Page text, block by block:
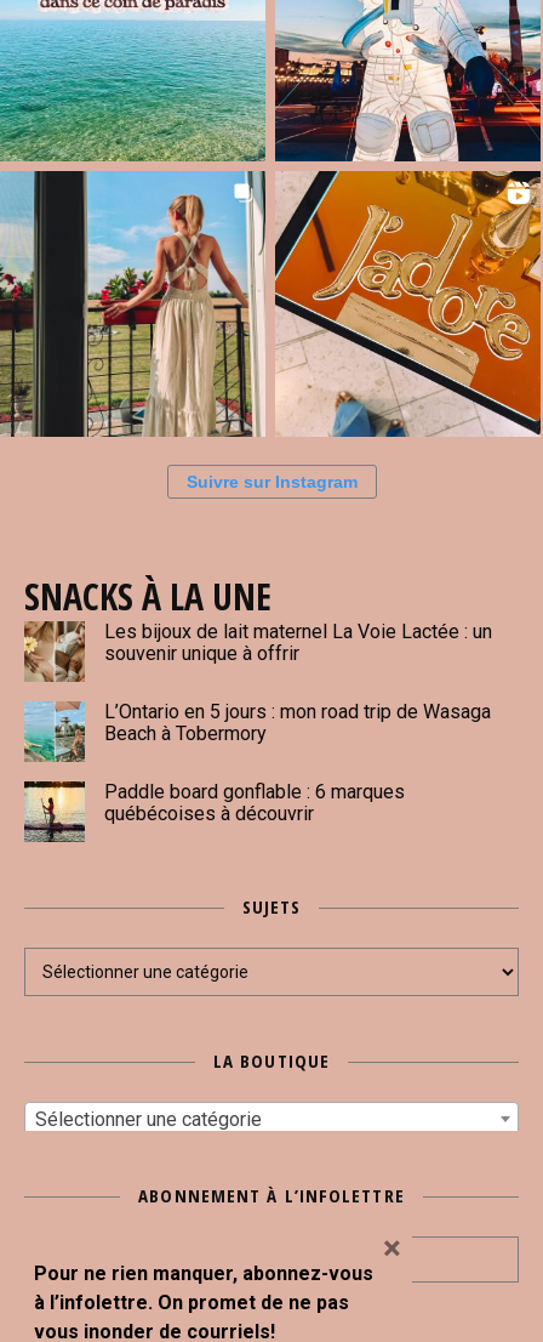
Suivre sur Instagram
SNACKS À LA UNE
Les bijoux de lait maternel La Voie Lactée : un
souvenir unique à offrir
L’Ontario en 5 jours : mon road trip de Wasaga
Beach à Tobermory
Paddle board gonflable : 6 marques
québécoises à découvrir
SUJETS
LA BOUTIQUE
Sélectionner une catégorie
ABONNEMENT À L’INFOLETTRE
Pour ne rien manquer, abonnez-vous
à l’infolettre. On promet de ne pas
vous inonder de courriels!
×